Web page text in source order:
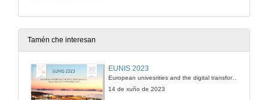
Tamén che interesan
EUNIS 2023
European univesrities and the digital transformation: challenges and opportunities ahead
14 de xuño de 2023